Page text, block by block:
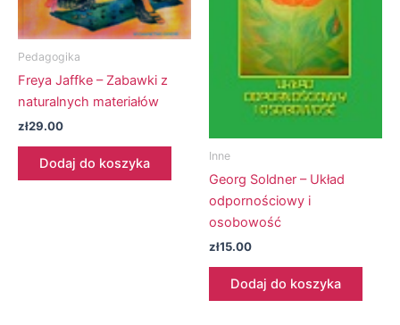
Pedagogika
Freya Jaffke – Zabawki z
naturalnych materiałów
zł29.00
Dodaj do koszyka
Inne
Georg Soldner – Układ
odpornościowy i
osobowość
zł15.00
Dodaj do koszyka